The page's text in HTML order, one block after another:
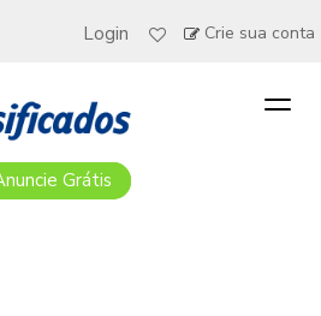
Login Crie sua conta
Grátis